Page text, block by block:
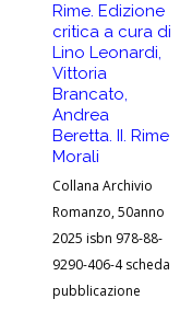
Rime. Edizione
critica a cura di
Lino Leonardi,
Vittoria
Brancato,
Andrea
Beretta. II. Rime
Morali
Collana Archivio
Romanzo, 50anno
2025 isbn 978-88-
9290-406-4 scheda
pubblicazione